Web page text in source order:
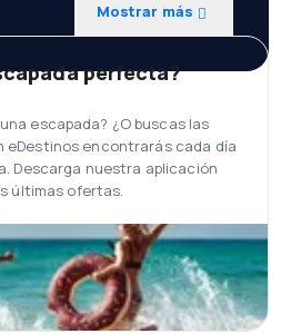
Mostrar más
perfecta?
escapada? ¿O buscas las
eDestinos encontrarás cada día
Descarga nuestra aplicación
últimas ofertas.